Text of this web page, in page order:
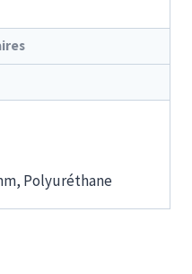
Polyuréthane